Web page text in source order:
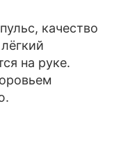
качество
на руке.